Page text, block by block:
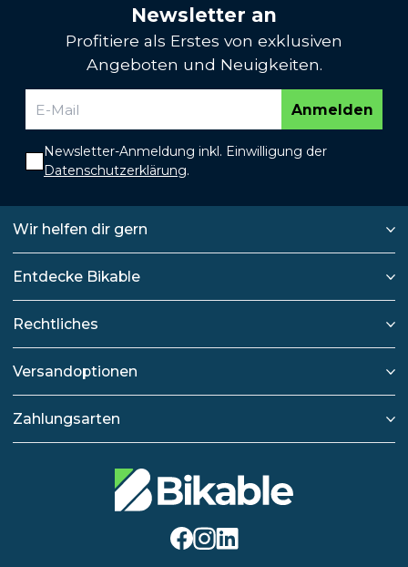
Newsletter an
Profitiere als Erstes von exklusiven
Angeboten und Neuigkeiten.
Anmelden
Newsletter-Anmeldung inkl. Einwilligung der
Datenschutzerklärung.
Wir helfen dir gern
Entdecke Bikable
Rechtliches
Versandoptionen
Zahlungsarten